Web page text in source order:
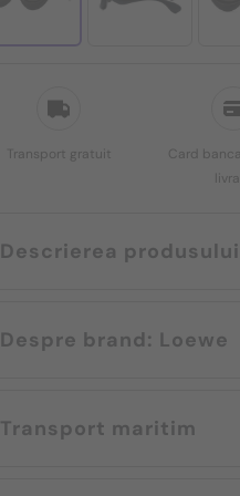
Transport gratuit
Card
Descrierea produsului
Despre brand: Loewe
Transport maritim